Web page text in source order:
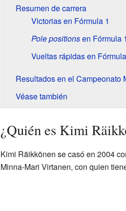
Resumen de carrera
Victorias en Fórmula 1
Pole positionsen Fórmula 1
Vueltas rápidas en
Resultados en el Campeonato
Véase también
¿Quién es Kimi
Kimi Räikkönen se casó en 2004
Minna-Mari Virtanen, con quien